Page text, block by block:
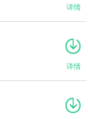
详情
详情